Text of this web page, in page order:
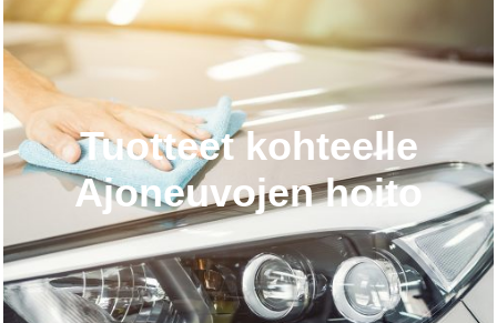
Tuotteet kohteelle
Ajoneuvojen hoito